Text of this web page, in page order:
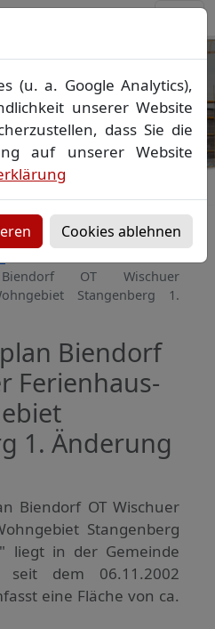
in
Vorpommern
Ihr Grundstück
▪Bauvermessung ▪
Amtliche Auskünfte und
Biendorf OT Wischuer
Stangenberg 1.
Biendorf
Ferienhaus-
1. Änderung
Biendorf OT Wischuer
Stangenberg
liegt in der Gemeinde
dem 06.11.2002
eine Fläche von ca.
(u. a. Google Analytics),
unserer Website
dass Sie die
auf unserer Website
Cookies ablehnen